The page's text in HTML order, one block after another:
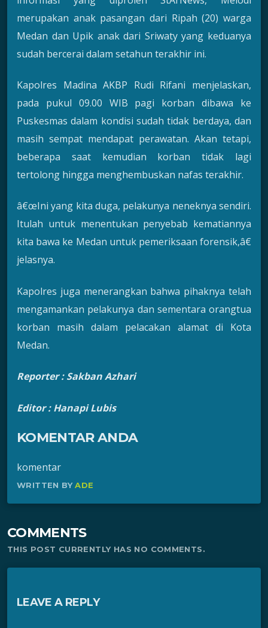
merupakan anak pasangan dari Ripah (20) warga
Medan dan Upik anak dari Sriwaty yang keduanya
sudah bercerai dalam setahun terakhir ini.
Kapolres Madina AKBP Rudi Rifani menjelaskan,
pada pukul 09.00 WIB pagi korban dibawa ke
Puskesmas dalam kondisi sudah tidak berdaya, dan
masih sempat mendapat perawatan. Akan tetapi,
beberapa saat kemudian korban tidak lagi
tertolong hingga menghembuskan nafas terakhir.
â€œIni yang kita duga, pelakunya neneknya sendiri.
Itulah untuk menentukan penyebab kematiannya
kita bawa ke Medan untuk pemeriksaan forensik,â€
jelasnya.
Kapolres juga menerangkan bahwa pihaknya telah
mengamankan pelakunya dan sementara orangtua
korban masih dalam pelacakan alamat di Kota
Medan.
Reporter :Sakban Azhari
Editor : Hanapi Lubis
KOMENTAR ANDA
komentar
WRITTEN BYADE
COMMENTS
THIS POST CURRENTLY HAS NO COMMENTS.
LEAVE A REPLY